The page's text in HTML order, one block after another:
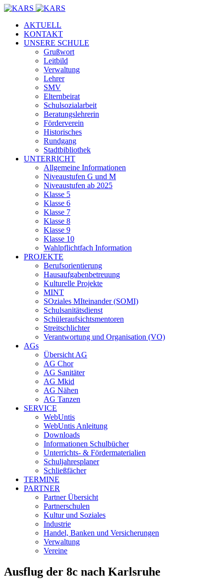
AKTUELL
KONTAKT
UNSERE SCHULE
Grußwort
Leitbild
Verwaltung
Lehrer
SMV
Elternbeirat
Schulsozialarbeit
Beratungslehrerin
Förderverein
Historisches
Rundgang
Stadtbibliothek
UNTERRICHT
Allgemeine Informationen
Niveaustufen G und M
Niveaustufen ab 2025
Klasse 5
Klasse 6
Klasse 7
Klasse 8
Klasse 9
Klasse 10
Wahlpflichtfach Information
PROJEKTE
Berufsorientierung
Hausaufgabenbetreuung
Kulturelle Projekte
MINT
SOziales MIteinander (SOMI)
Schulsanitätsdienst
Schüleraufsichtsmentoren
Streitschlichter
Verantwortung und Organisation (VO)
AGs
Übersicht AG
AG Chor
AG Sanitäter
AG Mkid
AG Nähen
AG Tanzen
SERVICE
WebUntis
WebUntis Anleitung
Downloads
Informationen Schulbücher
Unterrichts- & Fördermaterialien
Schuljahresplaner
Schließfächer
TERMINE
PARTNER
Partner Übersicht
Partnerschulen
Kultur und Soziales
Industrie
Handel, Banken und Versicherungen
Verwaltung
Vereine
Ausflug der 8c nach Karlsruhe